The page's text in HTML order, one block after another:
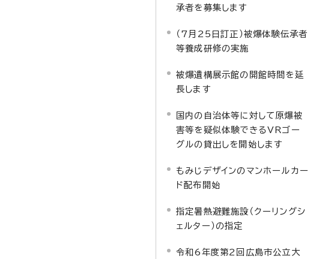
承者を募集します
（7月25日訂正）被爆体験伝承者
等養成研修の実施
被爆遺構展示館の開館時間を延
長します
国内の自治体等に対して原爆被
害等を疑似体験できるVRゴー
グルの貸出しを開始します
もみじデザインのマンホールカー
ド配布開始
指定暑熱避難施設（クーリングシ
ェルター）の指定
令和6年度第2回広島市公立大